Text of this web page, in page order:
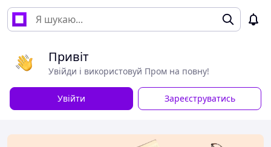
Привіт
Увійди і використовуй Пром на повну!
Увійти Зареєструватись